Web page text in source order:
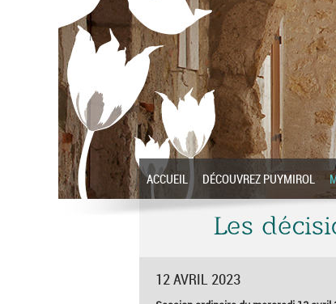
ACCUEIL DÉCOUVREZ PUYMIROL
Les
12 AVRIL 2023